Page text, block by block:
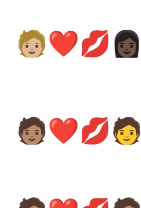
🧑🏼‍❤️‍💋‍👩🏿
🧑🏽‍❤️‍💋‍🧑